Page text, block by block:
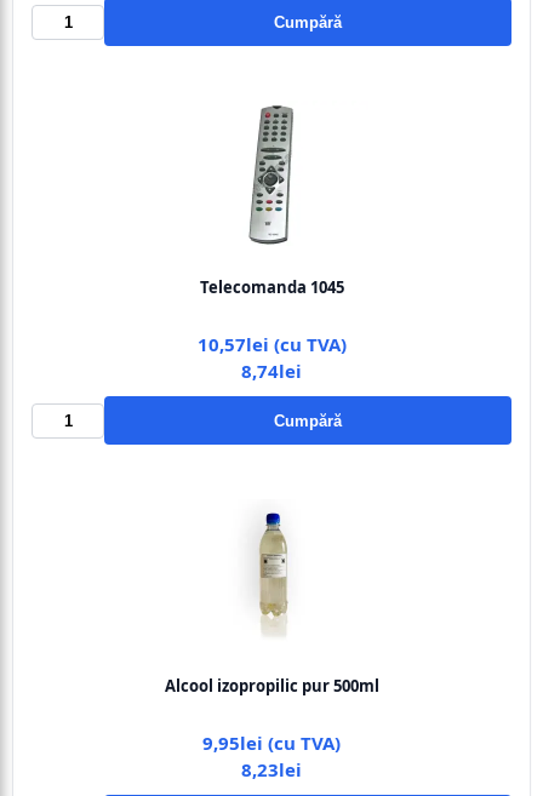
Cumpără
Telecomanda 1045
10,57lei (cu TVA)
8,74lei
Cumpără
Alcool izopropilic pur 500ml
9,95lei (cu TVA)
8,23lei